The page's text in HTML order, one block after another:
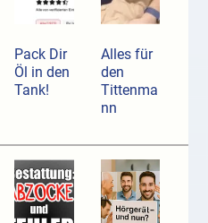
Pack Dir
Öl in den
Tank!
Alles für
den
Tittenma
nn